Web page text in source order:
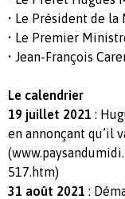
• Le Président de
• Le Premier
• Jean-François
Le calendrier
19 juillet 2021 :
en annonçant qu’il
517.htm)
31 août 2021 :